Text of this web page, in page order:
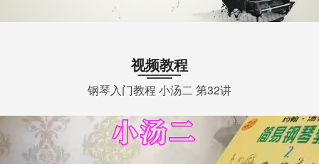
视频教程
钢琴入门教程 小汤二 第32讲